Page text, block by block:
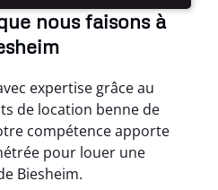
nous faisons à
expertise grâce au
de location benne de
compétence apporte
pour louer une
Biesheim.